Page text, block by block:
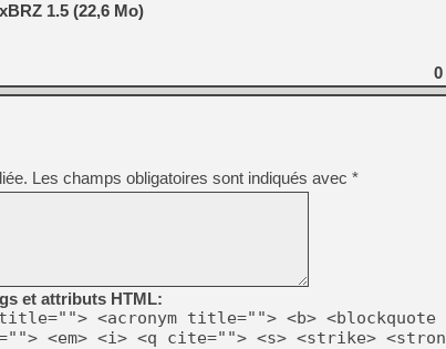
[GK] Dawn of War 4 : les
[GK] CloverPit : l'héritier
[GK] Stellar Blade : Blood
[GK] Palworld Online est
[GK] Wuchang 2 : le
[GK] Test : Big Walk est
[GK] Starsand Island : la
[GK] Dan Houser (GTA)
1.5 (22,6 Mo)
0
Les champs obligatoires sont indiqués avec *
et attributs HTML:
<acronym title=""> <b> <blockquote
<em> <i> <q cite=""> <s> <strike>